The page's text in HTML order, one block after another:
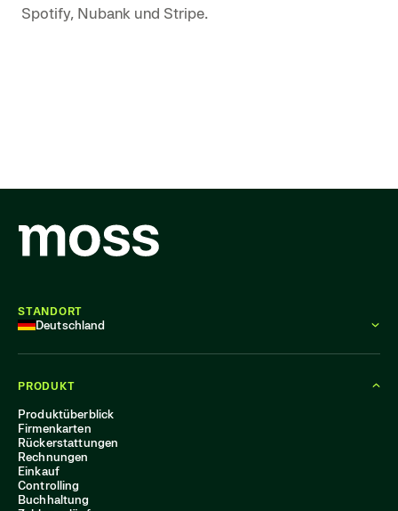
Spotify, Nubank und Stripe.
PRODUKT
Produktüberblick
Firmenkarten
Rückerstattungen
Rechnungen
Einkauf
Controlling
Buchhaltung
STANDORT
Deutschland